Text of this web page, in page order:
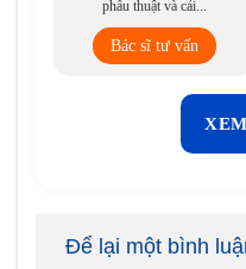
phẫu thuật và cải...
Bác sĩ tư vấn
Để lại một bình